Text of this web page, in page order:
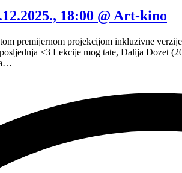
18:00 @ Art-kino
premijernom projekcijom inkluzivne
<3 Lekcije mog tate, Dalija Dozet